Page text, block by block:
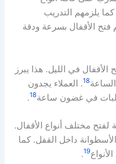
يلزمهم التدريب
فتح الأقفال بسرعة ودقة
في الليل. هذا يبرز
18. العملاء يجدون
في غضون ساعة18
.
لفتح مختلف أنواع الأقفال.
داخل القفل. كما
19
.